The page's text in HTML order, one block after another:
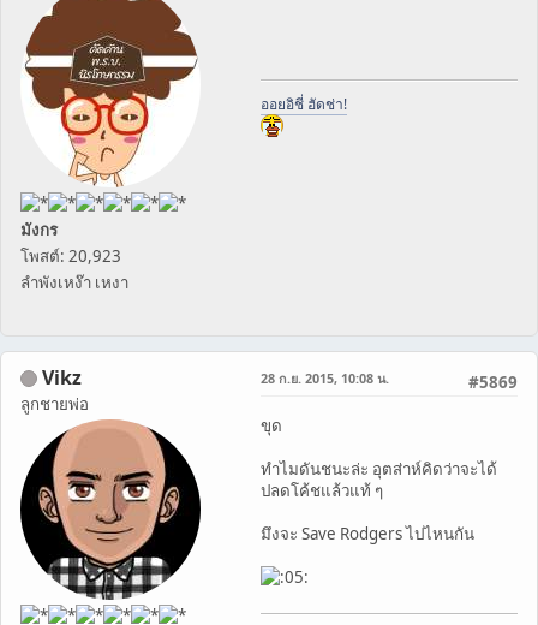
มังกร
โพสต์: 20,923
ลำพังเหง๊า เหงา
ออยอิชี่ ฮัดช่า!
Vikz
ลูกชายพ่อ
#5869
28 ก.ย. 2015, 10:08 น.
ขุด
ทำไมดันชนะล่ะ อุตส่าห์คิดว่าจะได้
ปลดโค้ชแล้วแท้ ๆ
มึงจะ Save Rodgers ไปไหนกัน